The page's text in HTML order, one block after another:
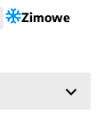
Zimowe